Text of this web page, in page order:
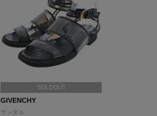
SOLDOUT
GIVENCHY
サンダル